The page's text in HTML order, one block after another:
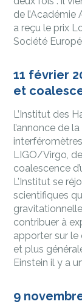
de
a reçu le prix
Société
11 février
et
L’Institut des
l’annonce de
LIGO/Virgo,
coalescence
L’Institut se
scientifiques
contribuer à
apporter sur le
et plus
Einstein il y a
9